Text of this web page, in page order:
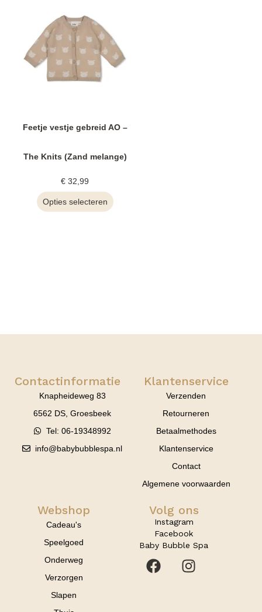
Feetje vestje gebreid AO –
The Knits (Zand melange)
€ 32,99
Opties selecteren
Contactinformatie
Knapheideweg 83
6562 DS, Groesbeek
Tel: 06-19348992
info@babybubblespa.nl
Klantenservice
Verzenden
Retourneren
Betaalmethodes
Klantenservice
Contact
Algemene voorwaarden
Webshop
Cadeau's
Speelgoed
Onderweg
Verzorgen
Slapen
Volg ons
Instagram
Facebook
Baby Bubble Spa